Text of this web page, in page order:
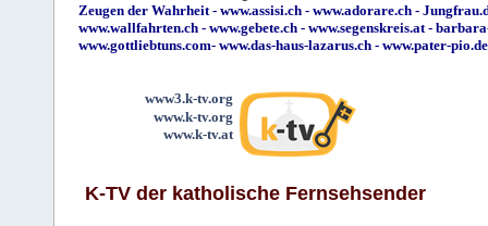
Zeugen der Wahrheit- www.assisi.ch - www.adorare.ch -
www.wallfahrten.ch - www.gebete.ch - www.segenskreis.at-
www.gottliebtuns.com- www.das-haus-lazarus.ch - www.pater-pio.de
www3.k-tv.org
www.k-tv.org
www.k-tv.at
K-TV der katholische Fernsehsender